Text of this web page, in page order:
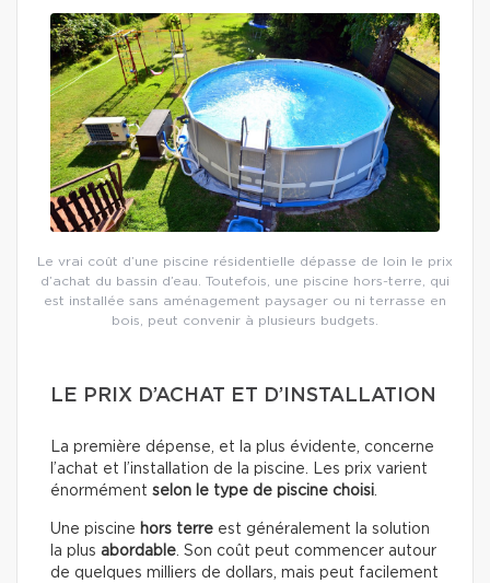
Le vrai coût d’une piscine résidentielle dépasse de loin le prix
d’achat du bassin d’eau. Toutefois, une piscine hors-terre, qui
est installée sans aménagement paysager ou ni terrasse en
bois, peut convenir à plusieurs budgets.
LE PRIX D’ACHAT ET D’INSTALLATION
La première dépense, et la plus évidente, concerne
l’achat et l’installation de la piscine. Les prix varient
énormément selon le type de piscine choisi.
Une piscine hors terre est généralement la solution
la plus abordable. Son coût peut commencer autour
de quelques milliers de dollars, mais peut facilement